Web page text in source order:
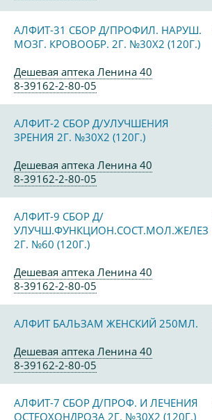
АЛФИТ-31 СБОР Д/ПРОФИЛ. НАРУШ.
МОЗГ. КРОВООБР. 2Г. №30Х2 (120Г.)
Дешевая аптека Ленина 40
8-39162-2-80-05
АЛФИТ-2 СБОР Д/УЛУЧШЕНИЯ
ЗРЕНИЯ 2Г. №30Х2 (120Г.)
Дешевая аптека Ленина 40
8-39162-2-80-05
АЛФИТ-9 СБОР Д/
УЛУЧШ.ФУНКЦИОН.СОСТ.МОЛ.ЖЕЛЕЗ
2Г. №60 (120Г.)
Дешевая аптека Ленина 40
8-39162-2-80-05
АЛФИТ БАЛЬЗАМ ЖЕНСКИЙ 250МЛ.
Дешевая аптека Ленина 40
8-39162-2-80-05
АЛФИТ-7 СБОР Д/ПРОФ. И ЛЕЧЕНИЯ
ОСТЕОХОНДРОЗА 2Г. №30Х2 (120Г.)